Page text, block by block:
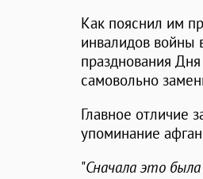
Как пояснил им
инвалидов войны
празднования
самовольно
Главное отличие
упоминание
"Сначала это